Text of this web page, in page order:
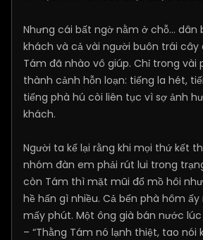
Nhưng cái bất ngờ nằm ở chỗ… dân
khách và cả vài người buôn trái cây
Tám đã nhào vô giúp. Chỉ trong vài
thành cảnh hỗn loạn: tiếng la hét,
tiếng phà hú còi liên tục vì sợ ảnh
khách.
Người ta kể lại rằng khi mọi thứ kết
nhóm đàn em phải rút lui trong
còn Tám thì mặt mũi đổ mồ hôi
hề hấn gì nhiều. Cả bến phà hôm
mấy phút. Một ông già bán nước
– “Thằng Tám nó lạnh thiệt, tao nói